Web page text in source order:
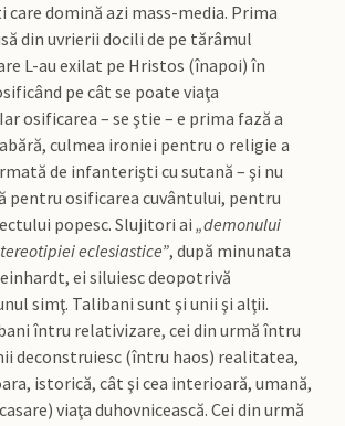
domină azi mass-media. Prima
din uvrierii docili de pe tărâmul
L-au exilat pe Hristos (înapoi) în
pe cât se poate viaţa
osificarea – se ştie – e prima fază a
culmea ironiei pentru o religie a
de infanterişti cu sutană – şi nu
pentru osificarea cuvântului, pentru
popesc. Slujitori ai „demonului
eclesiastice”, după minunata
ei siluiesc deopotrivă
simţ. Talibani sunt şi unii şi alţii.
întru relativizare, cei din urmă întru
deconstruiesc (întru haos) realitatea,
istorică, cât şi cea interioară, umană,
viaţa duhovnicească. Cei din urmă